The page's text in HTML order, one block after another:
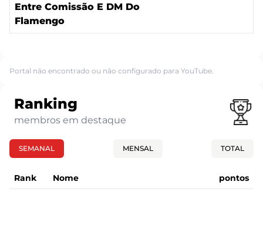
Entre Comissão E DM Do
Flamengo
Portal não encontrado ou não configurado para YouTube.
Ranking
membros em destaque
SEMANAL MENSAL TOTAL
Rank Nome pontos